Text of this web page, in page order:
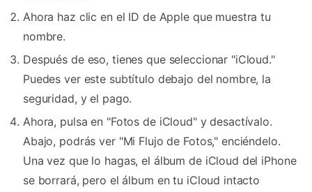
Ahora haz clic en el ID de Apple que muestra tu
nombre.
Después de eso, tienes que seleccionar "iCloud."
Puedes ver este subtítulo debajo del nombre, la
seguridad, y el pago.
Ahora, pulsa en "Fotos de iCloud" y desactívalo.
Abajo, podrás ver "Mi Flujo de Fotos," enciéndelo.
Una vez que lo hagas, el álbum de iCloud del iPhone
se borrará, pero el álbum en tu iCloud intacto